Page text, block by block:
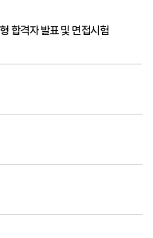
합격자 발표 및 면접시험